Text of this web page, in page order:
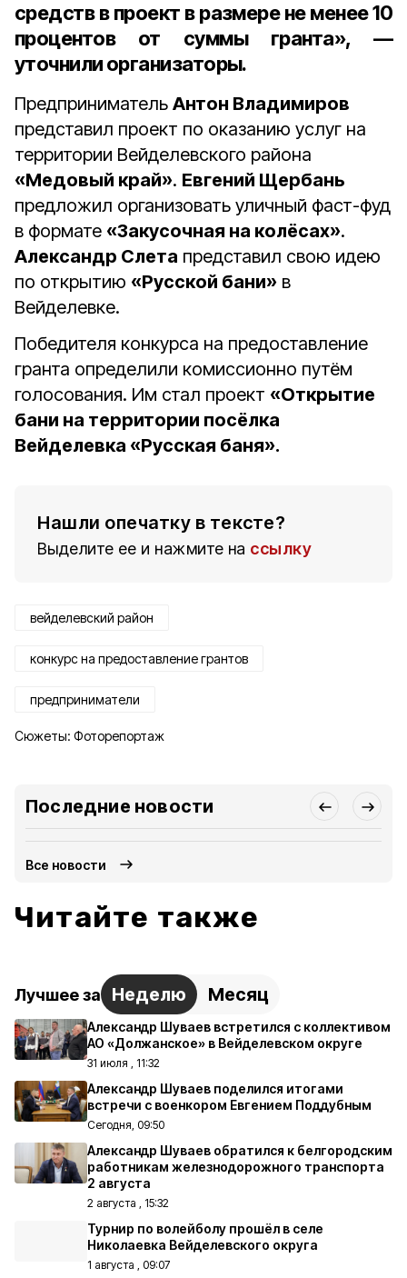
средств в проект в размере не менее 10
процентов от суммы гранта», —
уточнили организаторы.
Предприниматель Антон Владимиров
представил проект по оказанию услуг на
территории Вейделевского района
«Медовый край». Евгений Щербань
предложил организовать уличный фаст-фуд
в формате «Закусочная на колёсах».
Александр Слета представил свою идею
по открытию «Русской бани» в
Вейделевке.
Победителя конкурса на предоставление
гранта определили комиссионно путём
голосования. Им стал проект «Открытие
бани на территории посёлка
Вейделевка «Русская баня».
Нашли опечатку в тексте?
Выделите ее и нажмите на ссылку
вейделевский район
конкурс на предоставление грантов
предприниматели
Сюжеты: Фоторепортаж
Последние новости
Все новости
Читайте также
Лучшее за Неделю Месяц
Александр Шуваев встретился с коллективом
АО «Должанское» в Вейделевском округе
31 июля , 11:32
Александр Шуваев поделился итогами
встречи с военкором Евгением Поддубным
Сегодня, 09:50
Александр Шуваев обратился к белгородским
работникам железнодорожного транспорта
2 августа
2 августа , 15:32
Турнир по волейболу прошёл в селе
Николаевка Вейделевского округа
1 августа , 09:07